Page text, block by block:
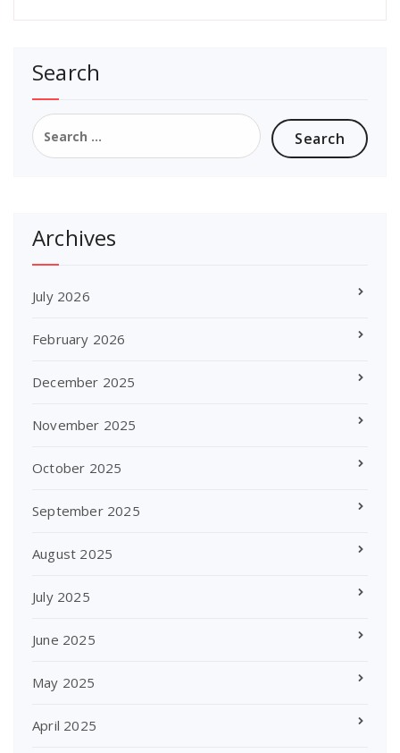
Search
Search
for:
Archives
July 2026
February 2026
December 2025
November 2025
October 2025
September 2025
August 2025
July 2025
June 2025
May 2025
April 2025